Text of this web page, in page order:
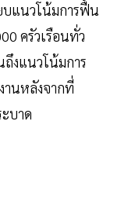
บแนวโน้มการฟื้น
ครัวเรือนทั่ว
ถึงแนวโน้มการ
านหลังจากที่
บาด